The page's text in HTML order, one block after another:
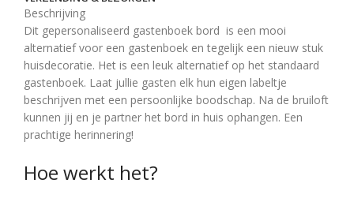
Beschrijving
Dit gepersonaliseerd gastenboek bord is een mooi
alternatief voor een gastenboek en tegelijk een nieuw stuk
huisdecoratie. Het is een leuk alternatief op het standaard
gastenboek. Laat jullie gasten elk hun eigen labeltje
beschrijven met een persoonlijke boodschap. Na de bruiloft
kunnen jij en je partner het bord in huis ophangen. Een
prachtige herinnering!
Hoe werkt het?